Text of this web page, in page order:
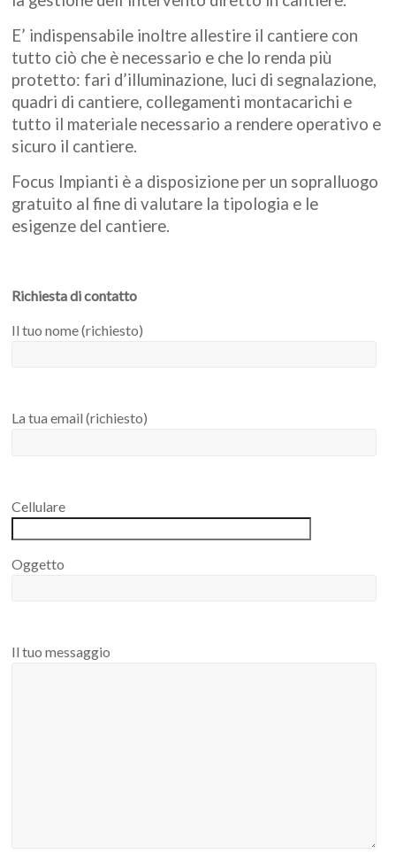
E’ indispensabile inoltre allestire il cantiere con
tutto ciò che è necessario e che lo renda più
protetto: fari d’illuminazione, luci di segnalazione,
quadri di cantiere, collegamenti montacarichi e
tutto il materiale necessario a rendere operativo e
sicuro il cantiere.
Focus Impianti è a disposizione per un sopralluogo
gratuito al fine di valutare la tipologia e le
esigenze del cantiere.
Richiesta di contatto
Il tuo nome (richiesto)
La tua email (richiesto)
Cellulare
Oggetto
Il tuo messaggio